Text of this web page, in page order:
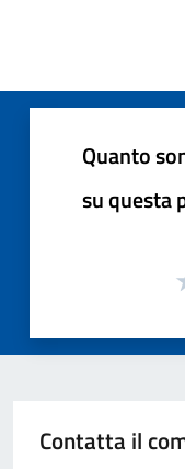
Quanto
su questa
Contatta il